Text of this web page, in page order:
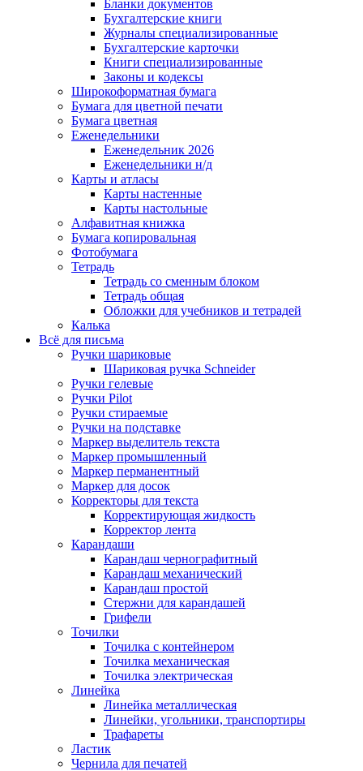
Бланки документов
Бухгалтерские книги
Журналы специализированные
Бухгалтерские карточки
Книги специализированные
Законы и кодексы
Широкоформатная бумага
Бумага для цветной печати
Бумага цветная
Еженедельники
Еженедельник 2026
Еженедельники н/д
Карты и атласы
Карты настенные
Карты настольные
Алфавитная книжка
Бумага копировальная
Фотобумага
Тетрадь
Тетрадь со сменным блоком
Тетрадь общая
Обложки для учебников и тетрадей
Калька
Всё для письма
Ручки шариковые
Шариковая ручка Schneider
Ручки гелевые
Ручки Pilot
Ручки стираемые
Ручки на подставке
Маркер выделитель текста
Маркер промышленный
Маркер перманентный
Маркер для досок
Корректоры для текста
Корректирующая жидкость
Корректор лента
Карандаши
Карандаш чернографитный
Карандаш механический
Карандаш простой
Стержни для карандашей
Грифели
Точилки
Точилка с контейнером
Точилка механическая
Точилка электрическая
Линейка
Линейка металлическая
Линейки, угольники, транспортиры
Трафареты
Ластик
Чернила для печатей